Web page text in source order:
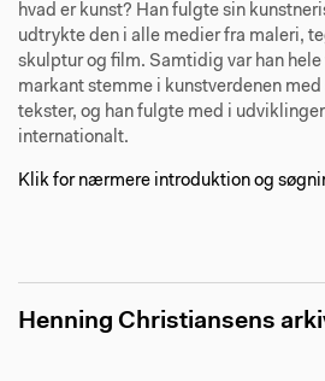
hvad er kunst? Han fulgte sin
udtrykte den i alle medier fra maleri,
skulptur og film. Samtidig var han hele
markant stemme i kunstverdenen
tekster, og han fulgte med i
internationalt.
Klik for nærmere introduktion og
Henning Christiansens